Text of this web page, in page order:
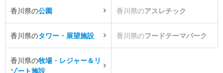
香川県の公園 香川県のアスレチック
香川県のタワー・展望施設 香川県のフードテーマパーク
香川県の牧場・レジャー＆リ
ゾート施設